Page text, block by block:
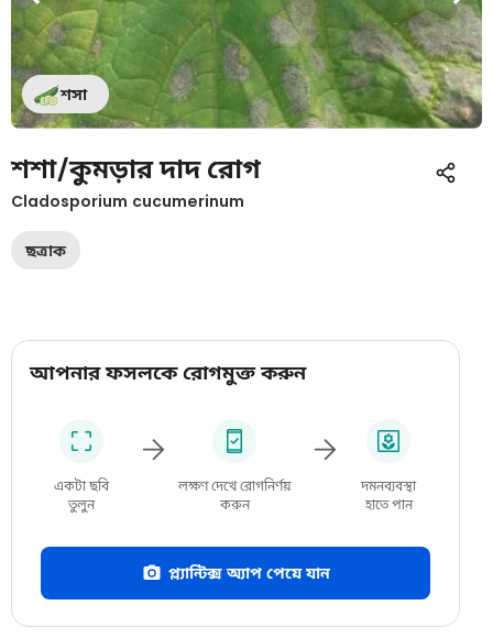
শসা
শশা/কুমড়ার দাদ রোগ
Cladosporium cucumerinum
ছত্রাক
আপনার ফসলকে রোগমুক্ত করুন
একটা ছবি
তুলুন
লক্ষণ দেখে রোগনির্ণয়
করুন
দমনব্যবস্থা
হাতে পান
প্ল্যান্টিক্স অ্যাপ পেয়ে যান